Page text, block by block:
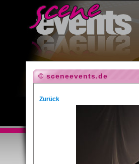
© sceneevents.de
Zurück